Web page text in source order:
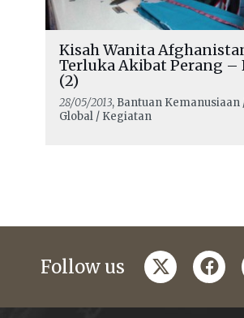
Kisah Wanita
Terluka Akibat Perang –
(2)
28/05/2013, Bantuan Kemanusiaan
Global / Kegiatan
Follow us twitter